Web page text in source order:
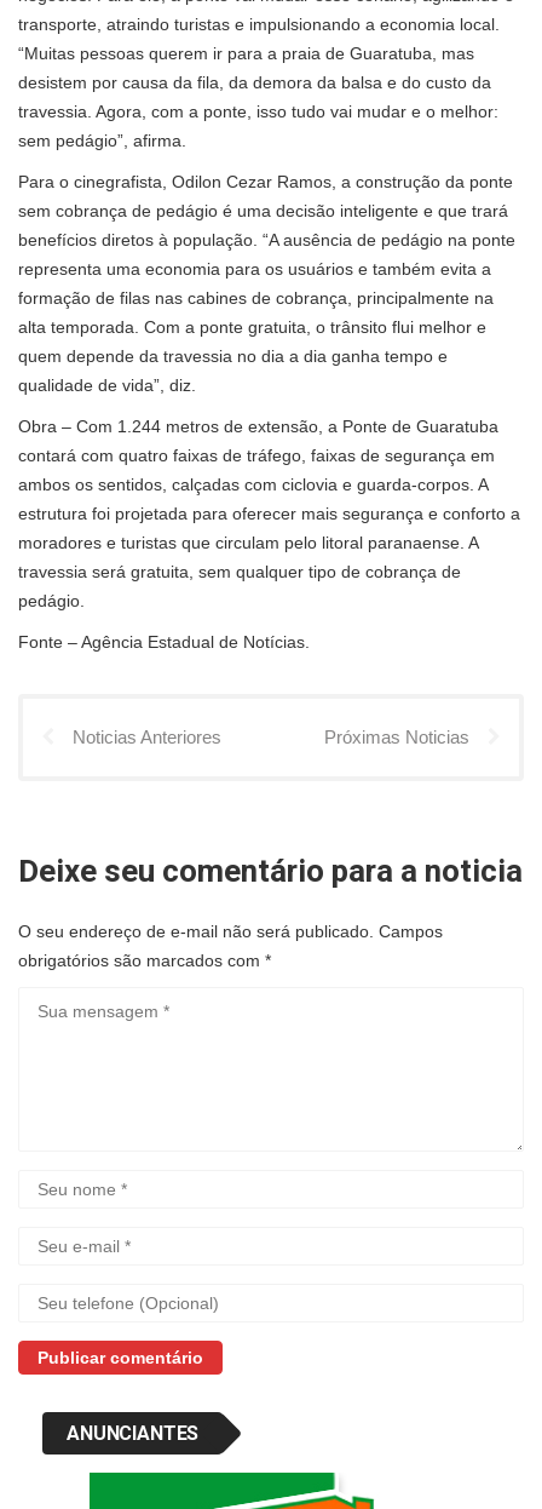
transporte, atraindo turistas e impulsionando a economia local.
“Muitas pessoas querem ir para a praia de Guaratuba, mas
desistem por causa da fila, da demora da balsa e do custo da
travessia. Agora, com a ponte, isso tudo vai mudar e o melhor:
sem pedágio”, afirma.
Para o cinegrafista, Odilon Cezar Ramos, a construção da ponte
sem cobrança de pedágio é uma decisão inteligente e que trará
benefícios diretos à população. “A ausência de pedágio na ponte
representa uma economia para os usuários e também evita a
formação de filas nas cabines de cobrança, principalmente na
alta temporada. Com a ponte gratuita, o trânsito flui melhor e
quem depende da travessia no dia a dia ganha tempo e
qualidade de vida”, diz.
Obra – Com 1.244 metros de extensão, a Ponte de Guaratuba
contará com quatro faixas de tráfego, faixas de segurança em
ambos os sentidos, calçadas com ciclovia e guarda-corpos. A
estrutura foi projetada para oferecer mais segurança e conforto a
moradores e turistas que circulam pelo litoral paranaense. A
travessia será gratuita, sem qualquer tipo de cobrança de
pedágio.
Fonte – Agência Estadual de Notícias.
Noticias Anteriores Próximas Noticias
Deixe seu comentário para a noticia
O seu endereço de e-mail não será publicado. Campos
obrigatórios são marcados com *
ANUNCIANTES